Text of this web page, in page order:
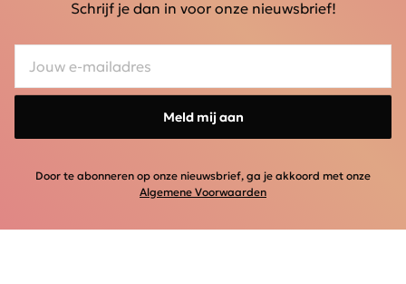
Schrijf je dan in voor onze nieuwsbrief!
Meld mij aan
Door te abonneren op onze nieuwsbrief, ga je akkoord met onze
Algemene Voorwaarden